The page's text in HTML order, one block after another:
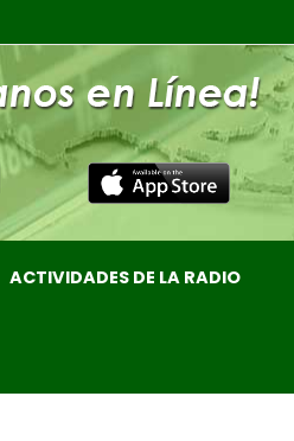
ACTIVIDADES DE LA RADIO